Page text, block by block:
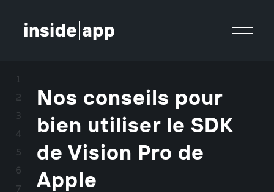
Nos conseils pour
bien utiliser le SDK
de Vision Pro de
Apple